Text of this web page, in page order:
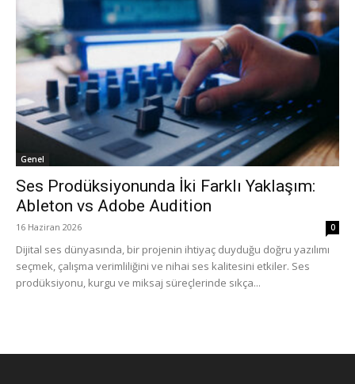
Genel
Ses Prodüksiyonunda İki Farklı Yaklaşım:
Ableton vs Adobe Audition
16 Haziran 2026 0
Dijital ses dünyasında, bir projenin ihtiyaç duyduğu doğru yazılımı
seçmek, çalışma verimliliğini ve nihai ses kalitesini etkiler. Ses
prodüksiyonu, kurgu ve miksaj süreçlerinde sıkça...